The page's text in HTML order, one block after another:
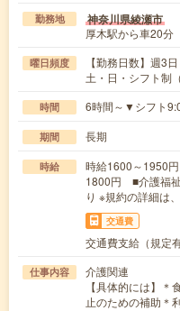
勤務地 神奈川県綾瀬市
厚木駅から車20分
曜日頻度
【勤務日数】週3
土・日・シフト制
時間 6時間～▼シフト
期間 長期
時給
時給1600～1950
1800円 ■介護福
り ※規約の詳細は
交通費
交通費支給（規定有
仕事内容
介護関連
【具体的には】
止のための補助＊